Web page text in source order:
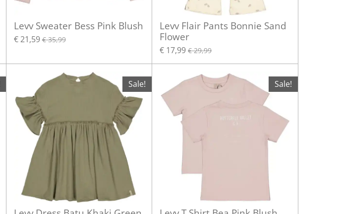
Levv Sweater Bess Pink Blush
€ 21,59 € 35,99
Levv Flair Pants Bonnie Sand
Flower
€ 17,99 € 29,99
Sale! Sale!